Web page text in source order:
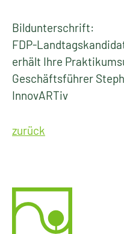
Bildunterschrift:
FDP-
erhält Ihre
Geschäftsführer
InnovARTiv
zurück